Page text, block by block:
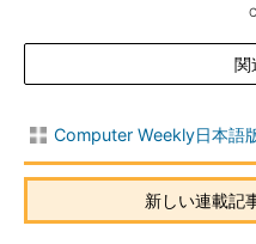
関
Computer Weekly日本語
新しい連載記